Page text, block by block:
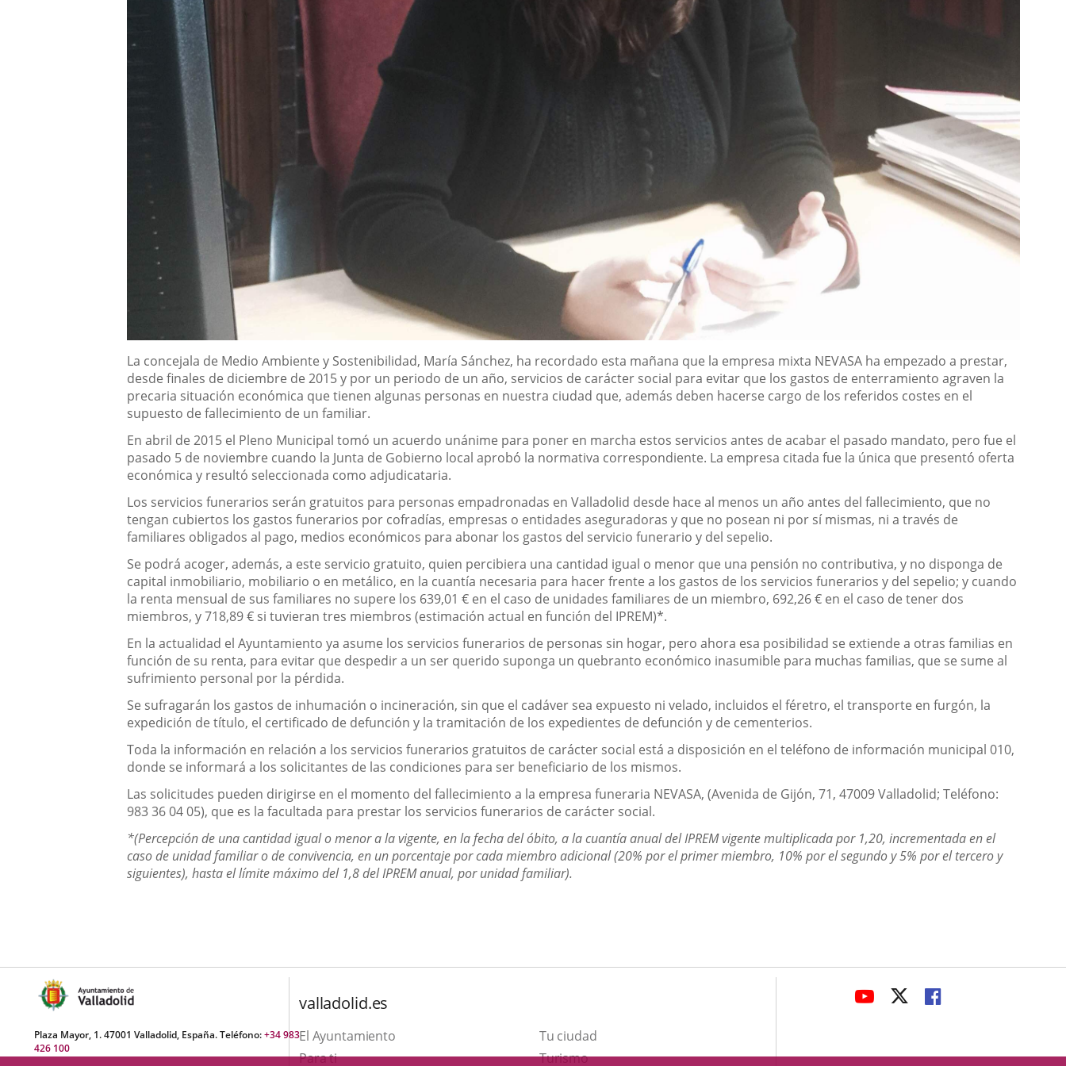
Descripción
La concejala de Medio Ambiente y Sostenibilidad, María Sánchez, ha recordado esta mañana que la empresa mixta NEVASA ha empezado a prestar,
desde finales de diciembre de 2015 y por un periodo de un año, servicios de carácter social para evitar que los gastos de enterramiento agraven la
precaria situación económica que tienen algunas personas en nuestra ciudad que, además deben hacerse cargo de los referidos costes en el
supuesto de fallecimiento de un familiar.
En abril de 2015 el Pleno Municipal tomó un acuerdo unánime para poner en marcha estos servicios antes de acabar el pasado mandato, pero fue el
pasado 5 de noviembre cuando la Junta de Gobierno local aprobó la normativa correspondiente. La empresa citada fue la única que presentó oferta
económica y resultó seleccionada como adjudicataria.
Los servicios funerarios serán gratuitos para personas empadronadas en Valladolid desde hace al menos un año antes del fallecimiento, que no
tengan cubiertos los gastos funerarios por cofradías, empresas o entidades aseguradoras y que no posean ni por sí mismas, ni a través de
familiares obligados al pago, medios económicos para abonar los gastos del servicio funerario y del sepelio.
Se podrá acoger, además, a este servicio gratuito, quien percibiera una cantidad igual o menor que una pensión no contributiva, y no disponga de
capital inmobiliario, mobiliario o en metálico, en la cuantía necesaria para hacer frente a los gastos de los servicios funerarios y del sepelio; y cuando
la renta mensual de sus familiares no supere los 639,01 € en el caso de unidades familiares de un miembro, 692,26 € en el caso de tener dos
miembros, y 718,89 € si tuvieran tres miembros (estimación actual en función del IPREM)*.
En la actualidad el Ayuntamiento ya asume los servicios funerarios de personas sin hogar, pero ahora esa posibilidad se extiende a otras familias en
función de su renta, para evitar que despedir a un ser querido suponga un quebranto económico inasumible para muchas familias, que se sume al
sufrimiento personal por la pérdida.
Se sufragarán los gastos de inhumación o incineración, sin que el cadáver sea expuesto ni velado, incluidos el féretro, el transporte en furgón, la
expedición de título, el certificado de defunción y la tramitación de los expedientes de defunción y de cementerios.
Toda la información en relación a los servicios funerarios gratuitos de carácter social está a disposición en el teléfono de información municipal 010,
donde se informará a los solicitantes de las condiciones para ser beneficiario de los mismos.
Las solicitudes pueden dirigirse en el momento del fallecimiento a la empresa funeraria NEVASA, (Avenida de Gijón, 71, 47009 Valladolid; Teléfono:
983 36 04 05), que es la facultada para prestar los servicios funerarios de carácter social.
*(Percepción de una cantidad igual o menor a la vigente, en la fecha del óbito, a la cuantía anual del IPREM vigente multiplicada por 1,20, incrementada en el
caso de unidad familiar o de convivencia, en un porcentaje por cada miembro adicional (20% por el primer miembro, 10% por el segundo y 5% por el tercero y
siguientes), hasta el límite máximo del 1,8 del IPREM anual, por unidad familiar).
Plaza Mayor, 1. 47001 Valladolid, España. Teléfono:+34 983
426 100
valladolid.es
El Ayuntamiento
Tu ciudad
Para ti
TurismoEste
ENLACE
APLICACIÓN
ENLACE
APLICACIÓN
APLICACIÓN